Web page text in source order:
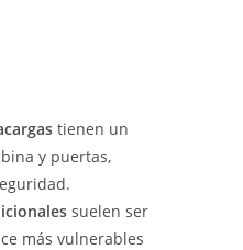
tienen un
y puertas,
suelen ser
más vulnerables